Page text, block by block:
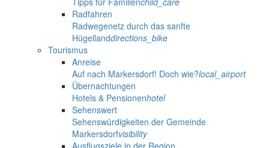
Radfahren
Radwegenetz durch das sanfte
Hügellanddirections_bike
Tourismus
Anreise
Auf nach Markersdorf! Doch wie?local_airport
Übernachtungen
Hotels & Pensionenhotel
Sehenswert
Sehenswürdigkeiten der Gemeinde
Markersdorfvisibility